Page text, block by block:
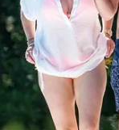
VIDEO
TV
PRINCIPATO